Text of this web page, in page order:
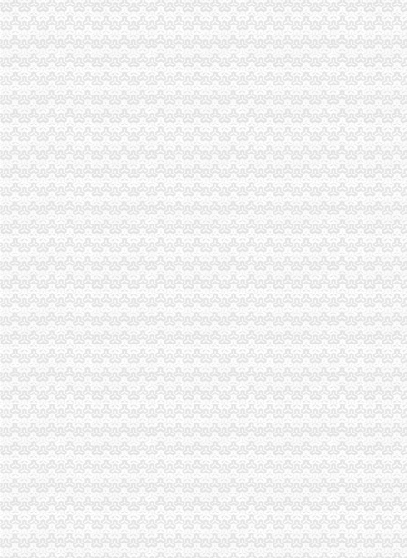
万盛局三项措施净化煤炭矸石市渝中区开公司场经营秩序
城口局渝中区代办公司及时开展山村红盾护农行动
高新区局八项措施深入推进“作风建设年”渝中区公司注销活动
垫江局渝中区工商代办认真贯彻落实王元楷局长四点要求
荣昌局规范申诉举报办理造“12315”渝中区代办公司品牌工程
永川局助推区“文化创先”渝中区开公司工作
合川局渝中区代办营业执照官渡工商所四项措施加大无照经营理力度
市渝中区代办公司局副巡视员刘伍伦到璧山检查工作
彭水县副县长王永刚到工商局渝中区代办执照调研
市工商局局长、渝中区公司注销组书记王元楷在市第三次代会代表团分组讨论
市渝中区代办营业执照工商局认真组织员和干部职工收看市第三次代会实况并
工商动态
高新区局渝中区工商代办顺利通过学改活动抽查考核
长寿局渝中区办执照五方面入手提高议提案办理质量
市渝中区开公司局副巡视员刘伍伦率队检查大足县煤矿安全工作
重庆市渝中区代办工商执照工商局12315综合指挥调度中心5月份受理况
南川局五项措施贯彻落实市渝中区工商代办第三次代会精
垫江局针对五大问题开展“六一”渝中区公司注销校园食品专项整
高新园局渝中区工商登记四突出狠抓食品安全监管
长寿局推行“三个一批”渝中区开公司实施品牌区战略
长寿局渝中区工商代办五加 创建节约型机关
市渝中区代办营业执照消委召开洗染行业消费争议研讨会
南岸局渝中区代办执照从四个方面加大消费者权益保护力度
市渝中区代办执照局副局长李明富一行到酉局宣布人事任免决定
永川局“五化五突出”渝中区公司注册力抓安全稳定工作
王元楷局渝中区工商代办长到忠县局调研工作
合川局渝中区工商登记出台《执法人员不履行法定职责责任追究办法》
璧山局引领菜农驶入致富“快车道”重庆公司注册
涪陵局渝中区办执照大力维护重点企业合法权益